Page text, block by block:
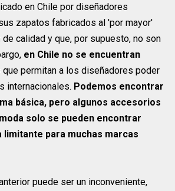
en Chile por diseñadores
zapatos fabricados al 'por mayor'
calidad y que, por supuesto, no son
en Chile no se encuentran
que permitan a los diseñadores poder
internacionales. Podemos encontrar
básica, pero algunos accesorios
solo se pueden encontrar
limitante para muchas marcas
puede ser un inconveniente,